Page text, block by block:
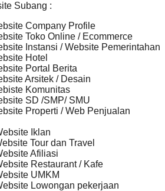
Subang :
Company Profile
Toko Online / Ecommerce
Instansi / Website Pemerintahan
Hotel
Portal Berita
Arsitek / Desain
Komunitas
SD /SMP/ SMU
Properti / Web Penjualan
Iklan
Tour dan Travel
Afiliasi
Restaurant / Kafe
UMKM
Lowongan pekerjaan